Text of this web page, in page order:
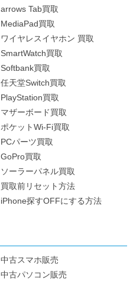
arrows Tab買取
MediaPad買取
ワイヤレスイヤホン 買取
SmartWatch買取
Softbank買取
任天堂Switch買取
PlayStation買取
マザーボード買取
ポケットWi-Fi買取
PCパーツ買取
GoPro買取
ソーラーパネル買取
買取前リセット方法
iPhone探すOFFにする方法
中古スマホ販売
中古パソコン販売